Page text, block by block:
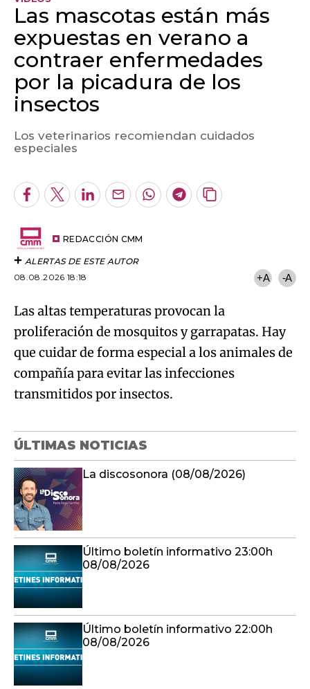
Las mascotas están más
expuestas en verano a
contraer enfermedades
por la picadura de los
insectos
Los veterinarios recomiendan cuidados
especiales
Algo salió mal.
An error occurred, please try again later.
Facebook
TwitterLinkedInEnviarWhatsapp
Telegram
Copiar
REDACCIÓN CMM
ALERTAS DE ESTE AUTOR
08.08.2026 18:18
+A -A
Las altas temperaturas provocan la
proliferación de mosquitos y garrapatas. Hay
que cuidar de forma especial a los animales de
compañía para evitar las infecciones
transmitidos por insectos.
ÚLTIMAS NOTICIAS
La discosonora (08/08/2026)
Último boletín informativo 23:00h
08/08/2026
Último boletín informativo 22:00h
08/08/2026